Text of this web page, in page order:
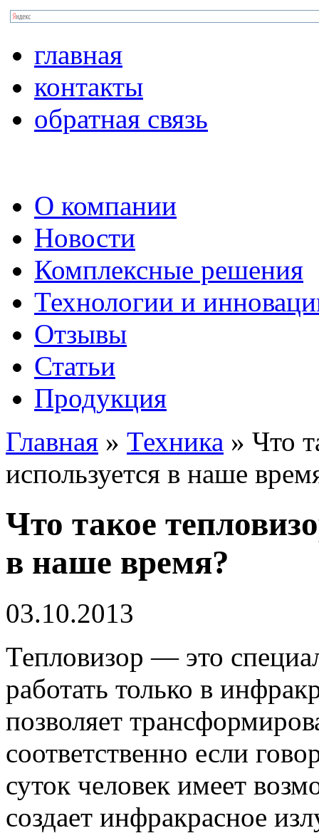
главная
контакты
обратная связь
О компании
Новости
Комплексные решения
Технологии и
Отзывы
Статьи
Продукция
Главная » Техника » Что
используется в наше
Что такое
в наше время?
03.10.2013
Тепловизор — это
работать только в
позволяет
соответственно если
суток человек имеет
создает инфракрасное